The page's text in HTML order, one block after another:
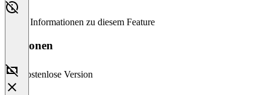
Keine Informationen zu diesem Feature
Versionen
Kostenlose Version